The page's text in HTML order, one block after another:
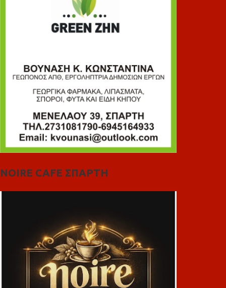
NOIRE CAFE ΣΠΑΡΤΗ